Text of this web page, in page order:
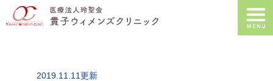
2019.11.11更新